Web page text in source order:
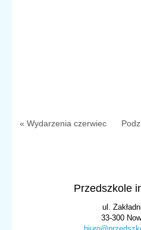
« Wydarzenia czerwiec
Przedszkole
ul.
33-300